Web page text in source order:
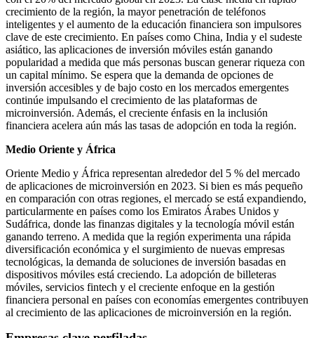
crecimiento de la región, la mayor penetración de teléfonos
inteligentes y el aumento de la educación financiera son impulsores
clave de este crecimiento. En países como China, India y el sudeste
asiático, las aplicaciones de inversión móviles están ganando
popularidad a medida que más personas buscan generar riqueza con
un capital mínimo. Se espera que la demanda de opciones de
inversión accesibles y de bajo costo en los mercados emergentes
continúe impulsando el crecimiento de las plataformas de
microinversión. Además, el creciente énfasis en la inclusión
financiera acelera aún más las tasas de adopción en toda la región.
Medio Oriente y África
Oriente Medio y África representan alrededor del 5 % del mercado
de aplicaciones de microinversión en 2023. Si bien es más pequeño
en comparación con otras regiones, el mercado se está expandiendo,
particularmente en países como los Emiratos Árabes Unidos y
Sudáfrica, donde las finanzas digitales y la tecnología móvil están
ganando terreno. A medida que la región experimenta una rápida
diversificación económica y el surgimiento de nuevas empresas
tecnológicas, la demanda de soluciones de inversión basadas en
dispositivos móviles está creciendo. La adopción de billeteras
móviles, servicios fintech y el creciente enfoque en la gestión
financiera personal en países con economías emergentes contribuyen
al crecimiento de las aplicaciones de microinversión en la región.